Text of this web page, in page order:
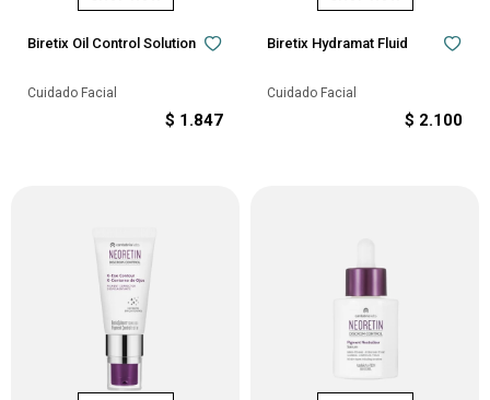
Biretix Oil Control Solution
Cuidado Facial
$ 1.847
Biretix Hydramat Fluid
Cuidado Facial
$ 2.100